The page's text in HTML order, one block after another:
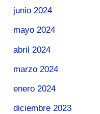
junio 2024
mayo 2024
abril 2024
marzo 2024
enero 2024
diciembre 2023